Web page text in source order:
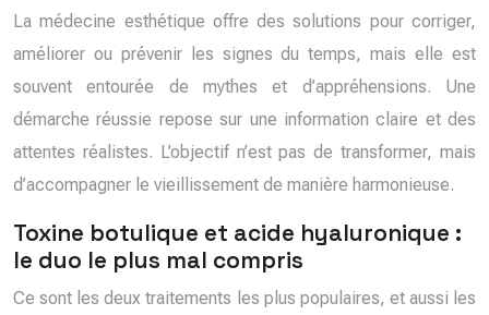
La médecine esthétique offre des solutions pour corriger,
améliorer ou prévenir les signes du temps, mais elle est
souvent entourée de mythes et d’appréhensions. Une
démarche réussie repose sur une information claire et des
attentes réalistes. L’objectif n’est pas de transformer, mais
d’accompagner le vieillissement de manière harmonieuse.
Toxine botulique et acide hyaluronique :
le duo le plus mal compris
Ce sont les deux traitements les plus populaires, et aussi les